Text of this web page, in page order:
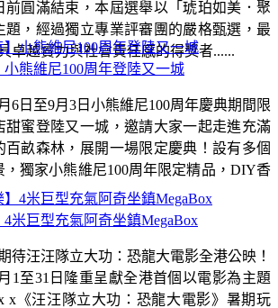
前圓滿結束，本屆選舉以「琥珀如美．聚
題，經過獨立專業評審團的嚴格甄選，最
卓越實力與社會責任感的得獎者......
4米巨型充氣阿奇坐鎮MegaBox
待汪汪隊立大功：恐龍大電影全港公映！
1至31日隆重呈獻全港首個以電影為主題
x《汪汪隊立大功：恐龍大電影》暑期玩
小熊維尼100周年登陸又一城
6日至9月3日小熊維尼100周年慶典期間限
甜蜜登陸又一城，邀請大家一起走進充滿
百畝森林，展開一場限定慶典！設有多個
，獨家小熊維尼100周年限定精品，DIY香